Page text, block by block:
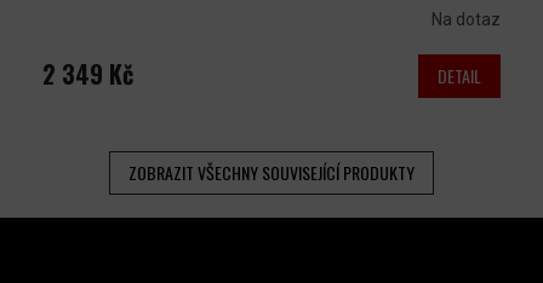
Na dotaz
2 349 Kč DETAIL
ZOBRAZIT VŠECHNY SOUVISEJÍCÍ PRODUKTY
Z